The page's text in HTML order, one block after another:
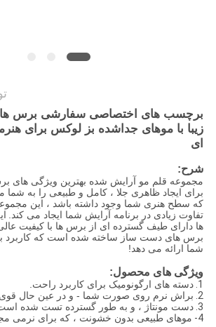
برچسب های اختصاصی سفارشی برس های
زیبا با موهای جداشده بز لوکس برای
ای
شرح:
مجموعه قلم مو آرایش شده بهترین ویژگی های
برای ایجاد ظاهری جلا ، کامل و طبیعی را به شما
که سطح هنری شما وجود داشته باشد ، این
تفاوت زیادی در برنامه آرایش شما ایجاد می کند.
ها دارای طیف گسترده ای از برس ها با کیفیت
برس های دست ساز ساخته شده است که کاربرد
شما ارائه می دهد!
ویژگی های محصول:
1. دسته های ارگونومیک برای کاربرد راحت.
2. براش نرم روی صورت شما - و در عین حال قوی
3. دست مونتاژ ، و به طور گسترده تست شده
4-
موهای طبیعی بدون خشونت ، که برای نرمی